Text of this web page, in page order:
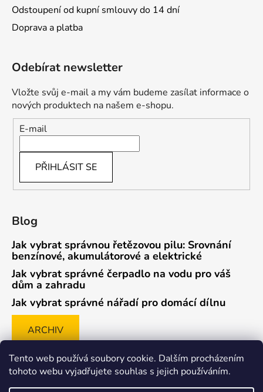
Tento web používá soubory cookie. Dalším procházením
tohoto webu vyjadřujete souhlas s jejich používáním.
Odstoupení od kupní smlouvy do 14 dní
Doprava a platba
Odebírat newsletter
Vložte svůj e-mail a my vám budeme zasílat informace o
nových produktech na našem e-shopu.
E-mail
PŘIHLÁSIT SE
Blog
Jak vybrat správnou řetězovou pilu: Srovnání
benzínové, akumulátorové a elektrické
Jak vybrat správné čerpadlo na vodu pro váš
dům a zahradu
Jak vybrat správné nářadí pro domácí dílnu
ARCHIV